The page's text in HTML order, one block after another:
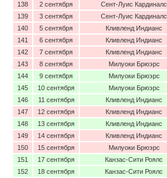
138
2 сентября Сент-Луис Кардиналс
139
3 сентября Сент-Луис Кардиналс
140
5 сентября Кливленд Индианс
141
6 сентября Кливленд Индианс
142
7 сентября Кливленд Индианс
143
8 сентября Милуоки Брюэрс
144
9 сентября Милуоки Брюэрс
145
10 сентября Милуоки Брюэрс
146
11 сентября Кливленд Индианс
147
12 сентября Кливленд Индианс
148
13 сентября Кливленд Индианс
149
14 сентября Кливленд Индианс
150
15 сентября Милуоки Брюэрс
151
17 сентября Канзас-Сити Роялс
152
18 сентября Канзас-Сити Роялс